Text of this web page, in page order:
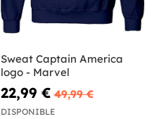
Sweat Captain America
logo - Marvel
22,99 € 49,99 €
DISPONIBLE